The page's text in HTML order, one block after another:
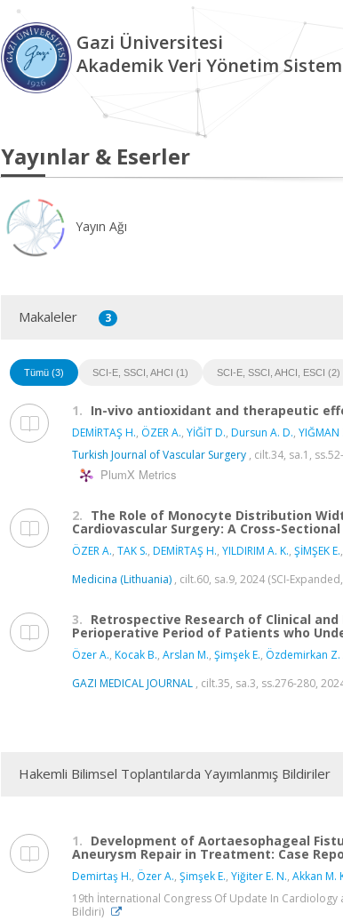
Gazi Üniversitesi
Akademik Veri Yönetim
Yayınlar & Eserler
Yayın Ağı
Makaleler 3
Tümü (3) SCI-E, SSCI, AHCI (1) SCI-E, SSCI, AHCI, ESCI (2)
1. In-vivo antioxidant and therapeutic
DEMİRTAŞ H., ÖZER A., YİĞİT D., Dursun A. D., YIĞMAN
Turkish Journal of Vascular Surgery , cilt.34, sa.1,
PlumX Metrics
2. The Role of Monocyte Distribution
Cardiovascular Surgery: A Cross-
ÖZER A., TAK S., DEMİRTAŞ H., YILDIRIM A. K., ŞİMŞEK E.,
Medicina (Lithuania) , cilt.60, sa.9, 2024 (SCI-
3. Retrospective Research of Clinical
Perioperative Period of Patients who
Özer A., Kocak B., Arslan M., Şimşek E., Özdemirkan Z.
GAZI MEDICAL JOURNAL , cilt.35, sa.3, ss.276-280,
Hakemli Bilimsel Toplantılarda Yayımlanmış Bildiriler
1. Development of Aortaesophageal
Aneurysm Repair in Treatment: Case
Demirtaş H., Özer A., Şimşek E., Yiğiter E. N., Akkan M.
19th İnternational Congress Of Update In Cardiology
Bildiri)